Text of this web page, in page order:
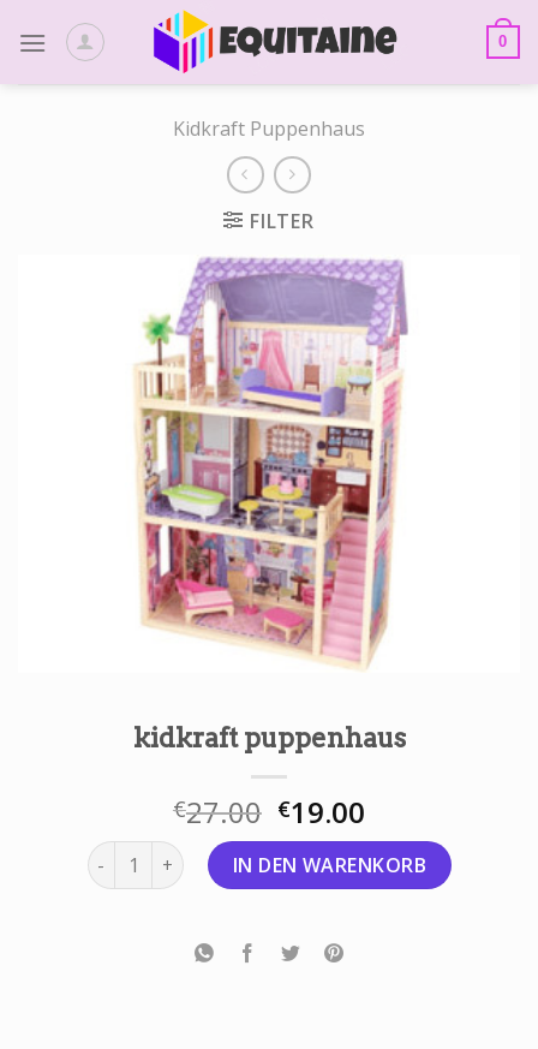
0
Kidkraft Puppenhaus
FILTER
kidkraft puppenhaus
€27.00 €19.00
kidkraft puppenhaus MengeIN DEN WARENKORB